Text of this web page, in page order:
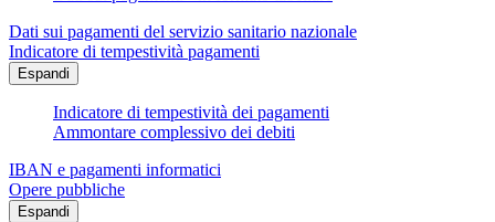
Dati sui pagamenti del servizio sanitario nazionale
Indicatore di tempestività pagamenti
Espandi
Indicatore di tempestività dei pagamenti
Ammontare complessivo dei debiti
IBAN e pagamenti informatici
Opere pubbliche
Espandi